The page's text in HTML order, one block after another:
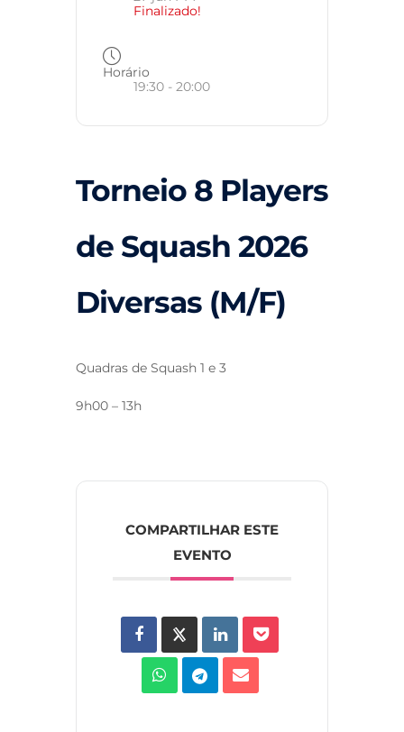
Finalizado!
Horário
19:30 - 20:00
Torneio 8 Players
de Squash 2026
Diversas (M/F)
Quadras de Squash 1 e 3
9h00 – 13h
COMPARTILHAR ESTE
EVENTO